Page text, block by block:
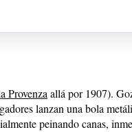
Provenzaallá por 1907).
lanzan una bola
peinando canas,